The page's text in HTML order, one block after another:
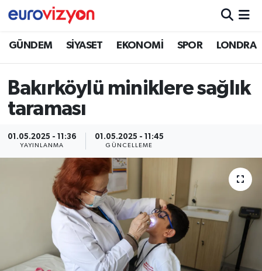
GÜNDEM SİYASET EKONOMİ SPOR LONDRA
Bakırköylü miniklere sağlık
taraması
01.05.2025 - 11:36
YAYINLANMA
01.05.2025 - 11:45
GÜNCELLEME